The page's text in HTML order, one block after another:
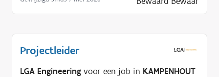
Projectleider
LGA Engineering voor een job in KAMPENHOUT